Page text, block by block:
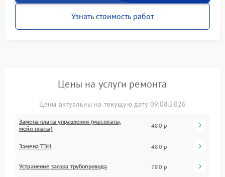
Узнать стоимость работ
Цены на услуги ремонта
Цены актуальны на текущую дату 09.08.2026
Замена платы управления (мат.платы,
мейн платы)
480 р
Замена ТЭН 480 р
Устранение засора трубопровода 780 р